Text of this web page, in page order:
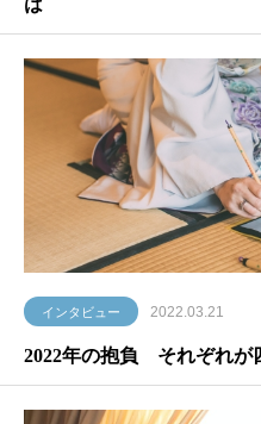
は
インタビュー 2022.03.21
2022年の抱負 それぞれが